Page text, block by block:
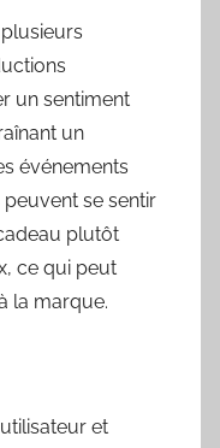
un sentiment
un
événements
se sentir
plutôt
ce qui peut
la marque.
et